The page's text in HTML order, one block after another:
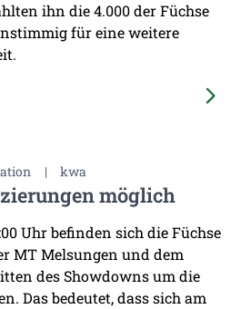
ihn die 4.000 der Füchse
für eine weitere
| kwa
möglich
Uhr befinden sich die Füchse
MT Melsungen und dem
des Showdowns um die
Das bedeutet, dass sich am